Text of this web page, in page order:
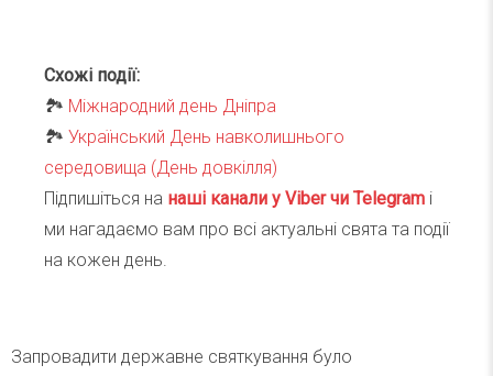
Схожі події:
🏞 Міжнародний день Дніпра
🏞 Український День навколишнього
середовища (День довкілля)
Підпишіться на наші канали у Viber чи Telegram і
ми нагадаємо вам про всі актуальні свята та події
на кожен день.
Запровадити державне святкування було